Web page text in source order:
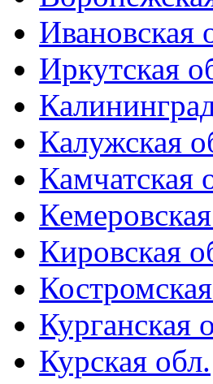
Ивановская
Иркутская
Калужская
Камчатская
Кировская
Курганская
Курская обл.